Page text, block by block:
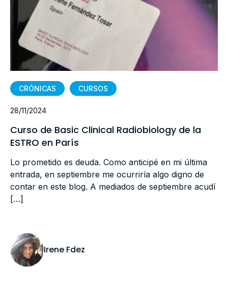
CRÓNICAS CURSOS
28/11/2024
Curso de Basic Clinical Radiobiology de la
ESTRO en París
Lo prometido es deuda. Como anticipé en mi última
entrada, en septiembre me ocurriría algo digno de
contar en este blog. A mediados de septiembre acudí
[…]
Irene Fdez